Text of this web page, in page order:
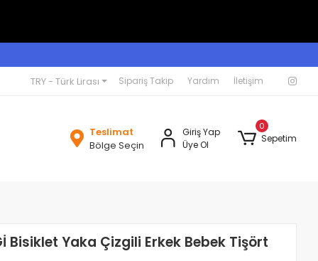
TRY - Türk Lirası Sipariş Takip Yardım İletişim
Teslimat
Bölge Seçin
Giriş Yap
Üye Ol
0
Sepetim
Bisiklet Yaka Çizgili Erkek Bebek Tişört